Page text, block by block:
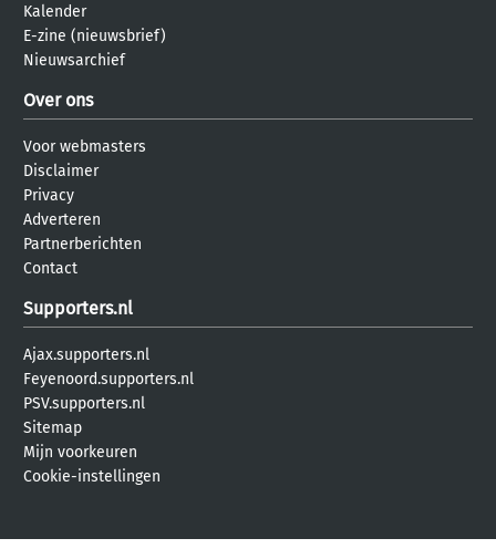
Kalender
E-zine (nieuwsbrief)
Nieuwsarchief
Over ons
Voor webmasters
Disclaimer
Privacy
Adverteren
Partnerberichten
Contact
Supporters.nl
Ajax.supporters.nl
Feyenoord.supporters.nl
PSV.supporters.nl
Sitemap
Mijn voorkeuren
Cookie-instellingen